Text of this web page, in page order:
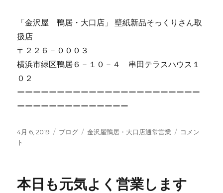
「金沢屋 鴨居・大口店」 壁紙新品そっくりさん取
扱店
〒２２６－０００３
横浜市緑区鴨居６－１０－４ 串田テラスハウス１
０２
ーーーーーーーーーーーーーーーーーーーーーーー
ーーーーーーーーーーーーーー 
投
稿
4月 6, 2019
カ
ブログ
タ
金沢屋鴨居・大口店通常営業
本
よ
コメン
ト
本日も元気よく営業します